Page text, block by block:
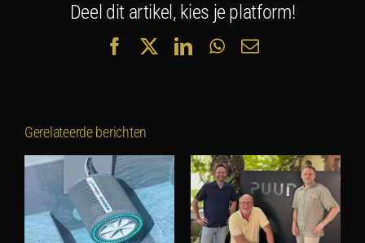
Deel dit artikel, kies je platform!
FacebookLinkedInWhatsApp
E-
Gerelateerde berichten